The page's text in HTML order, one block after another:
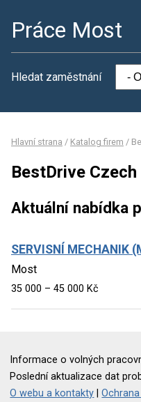
Práce Most
Hledat zaměstnání
Hlavní strana / Katalog firem /
BestDrive
Aktuální nabídka
SERVISNÍ MECHANIK
Most
35 000 – 45 000 Kč
Informace o volných
Poslední aktualizace dat
O webu a kontakty |